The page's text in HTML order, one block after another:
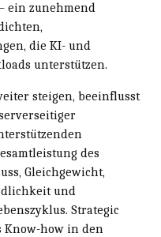
ein zunehmend
die KI- und
unterstützen.
steigen, beeinflusst
des
Gleichgewicht,
und
Strategic
Know-how in den